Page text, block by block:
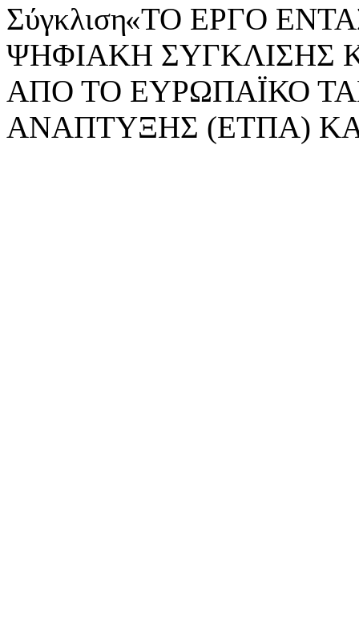
«ΤΟ ΕΡΓΟ
ΨΗΦΙΑΚΗ ΣΥΓΚΛΙΣΗΣ
ΑΠΟ ΤΟ ΕΥΡΩΠΑΪΚΟ
ΑΝΑΠΤΥΞΗΣ (ΕΤΠΑ)